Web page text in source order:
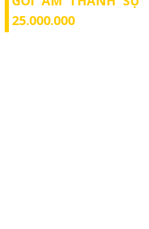
25.000.000